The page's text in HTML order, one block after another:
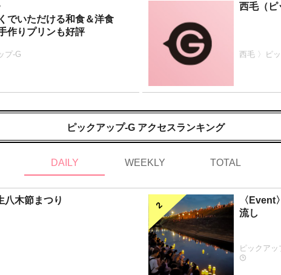
でいただける和食＆洋食
作りプリンも好評
プ-G
西毛（ピ
西毛 〉ピ
ピックアップ-G アクセスランキング
DAILY WEEKLY TOTAL
八木節まつり
〈Event
流し
ピックアッ